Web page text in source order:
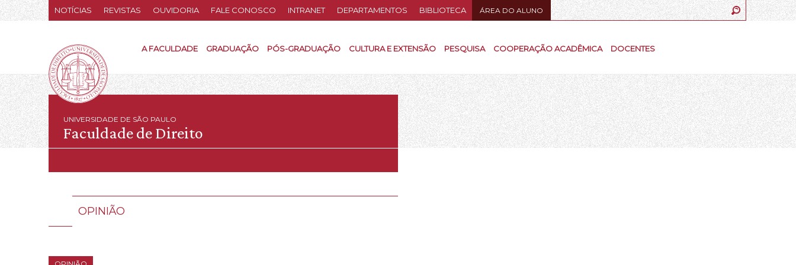
NOTÍCIAS REVISTAS OUVIDORIA FALE CONOSCO INTRANET DEPARTAMENTOS BIBLIOTECA ÁREA DO ALUNO
A FACULDADE GRADUAÇÃO PÓS-GRADUAÇÃO CULTURA E EXTENSÃO PESQUISA COOPERAÇÃO ACADÊMICA DOCENTES
UNIVERSIDADE DE SÃO PAULO
Faculdade de Direito
OPINIÃO